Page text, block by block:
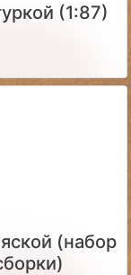
(1:87)
(набор